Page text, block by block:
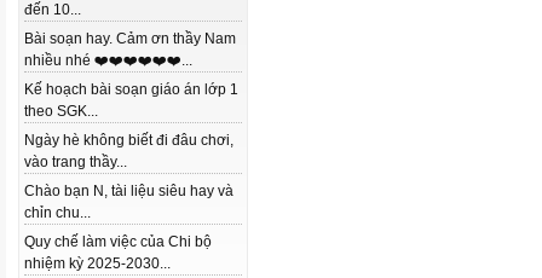
đến 10...
Bài soạn hay. Cảm ơn thầy Nam
nhiều nhé ❤️❤️❤️❤️❤️❤️...
Kế hoạch bài soạn giáo án lớp 1
theo SGK...
Ngày hè không biết đi đâu chơi,
vào trang thầy...
Chào bạn N, tài liệu siêu hay và
chỉn chu...
Quy chế làm việc của Chi bộ
nhiệm kỳ 2025-2030...